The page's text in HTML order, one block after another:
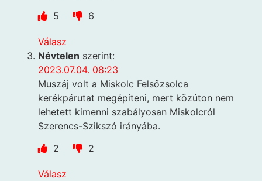
5
6
Válasz
Névtelen szerint:
2023.07.04. 08:23
Muszáj volt a Miskolc Felsőzsolca
kerékpárutat megépíteni, mert közúton nem
lehetett kimenni szabályosan Miskolcról
Szerencs-Szikszó irányába.
2
2
Válasz